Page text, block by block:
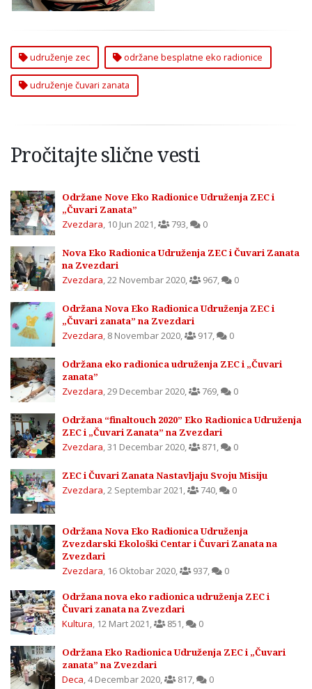
udruženje zec održane besplatne eko radionice
udruženje čuvari zanata
Pročitajte slične vesti
Održane Nove Eko Radionice Udruženja ZEC i
„Čuvari Zanata”
Zvezdara, 10 Jun 2021, 793, 0
Nova Eko Radionica Udruženja ZEC i Čuvari Zanata
na Zvezdari
Zvezdara,22 Novembar 2020, 967, 0
Održana Nova Eko Radionica Udruženja ZEC i
„Čuvari zanata” na Zvezdari
Zvezdara, 8 Novembar 2020, 917, 0
Održana eko radionica udruženja ZEC i „Čuvari
zanata”
Zvezdara,29 Decembar 2020, 769, 0
Održana “finaltouch 2020” Eko Radionica Udruženja
ZEC i „Čuvari Zanata” na Zvezdari
Zvezdara,31 Decembar 2020, 871, 0
ZEC i Čuvari Zanata Nastavljaju Svoju Misiju
Zvezdara,2 Septembar 2021, 740, 0
Održana Nova Eko Radionica Udruženja
Zvezdarski Ekološki Centar i Čuvari Zanata na
Zvezdari
Zvezdara, 16 Oktobar 2020, 937, 0
Održana nova eko radionica udruženja ZEC i
Čuvari zanata na Zvezdari
Kultura, 12 Mart 2021, 851, 0
Održana Eko Radionica Udruženja ZEC i „Čuvari
zanata” na Zvezdari
Deca,4 Decembar 2020, 817, 0